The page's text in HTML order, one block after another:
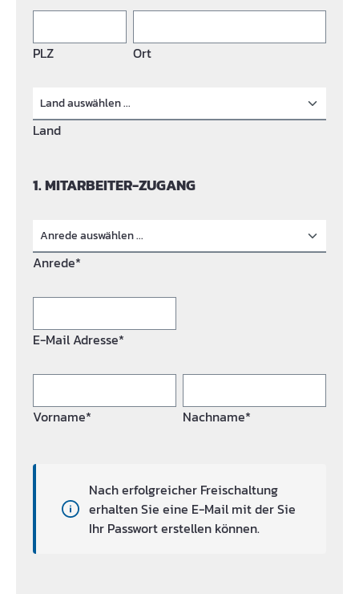
PLZ Ort
Land
1. MITARBEITER-ZUGANG
Anrede*
E-Mail Adresse*
Vorname* Nachname*
Nach erfolgreicher Freischaltung
erhalten Sie eine E-Mail mit der Sie
Ihr Passwort erstellen können.